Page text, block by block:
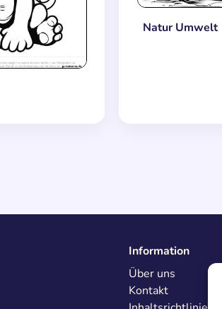
Natur Umwelt
Information
Über uns
Kontakt